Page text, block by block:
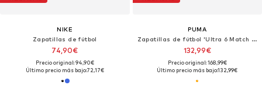
NIKE
Zapatillas de fútbol
74,90€
Precio original: 94,90€
Último precio más bajo:72,17€
PUMA
Zapatillas de fútbol 'Ultra 6 Match Fgag'
132,99€
Precio original: 168,99€
Último precio más bajo:132,99€